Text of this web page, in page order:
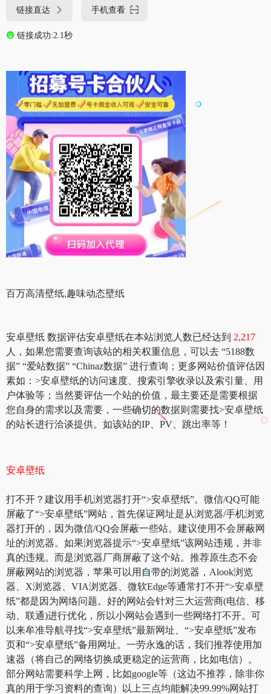
链接直达 手机查看
链接成功:2.1秒
百万高清壁纸,趣味动态壁纸
安卓壁纸 数据评估安卓壁纸在本站浏览人数已经达到 2,217
人，如果您需要查询该站的相关权重信息，可以去 “5188数
据” “爱站数据” “Chinaz数据” 进行查询；更多网站价值评估因
素如：>安卓壁纸的访问速度、搜索引擎收录以及索引量、用
户体验等；当然要评估一个站的价值，最主要还是需要根据
您自身的需求以及需要，一些确切的数据则需要找>安卓壁纸
的站长进行洽谈提供。如该站的IP、PV、跳出率等！
安卓壁纸
打不开？建议用手机浏览器打开“>安卓壁纸”。微信/QQ可能
屏蔽了“>安卓壁纸”网站，首先保证网址是从浏览器/手机浏览
器打开的，因为微信/QQ会屏蔽一些站。建议使用不会屏蔽网
址的浏览器。如果浏览器提示“>安卓壁纸”该网站违规，并非
真的违规。而是浏览器厂商屏蔽了这个站。推荐原生态不会
屏蔽网站的浏览器，苹果可以用自带的浏览器，Alook浏览
器、X浏览器、VIA浏览器、微软Edge等通常打不开“>安卓壁
纸”都是因为网络问题。好的网站会针对三大运营商(电信、移
动、联通)进行优化，所以小网站会遇到一些网络打不开。可
以来牟准导航寻找“>安卓壁纸”最新网址、“>安卓壁纸”发布
页和“>安卓壁纸”备用网址。一劳永逸的话，我们推荐使用加
速器（将自己的网络切换成更稳定的运营商，比如电信）。
部分网站需要科学上网，比如google等（这边不推荐，除非你
真的用于学习资料的查询）以上三点均能解决99.99%网站打